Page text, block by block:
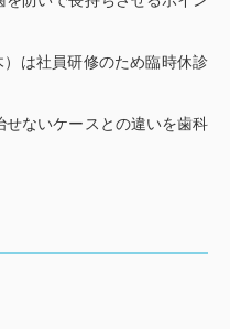
）は社員研修のため臨時休診
ないケースとの違いを歯科